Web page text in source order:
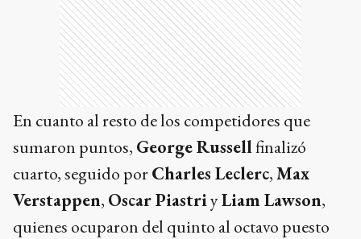
En cuanto al resto de los competidores que
sumaron puntos, George Russellfinalizó
cuarto, seguido porCharles Leclerc,Max
Verstappen, Oscar PiastriyLiam Lawson,
quienes ocuparon del quinto al octavo puesto